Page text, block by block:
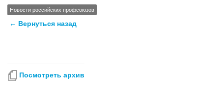
Новости российских профсоюзов
← Вернуться назад
Посмотреть архив